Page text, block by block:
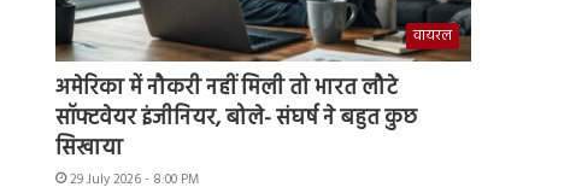
वायरल
अमेरिका में नौकरी नहीं मिली तो भारत लौटे
सॉफ्टवेयर इंजीनियर, बोले- संघर्ष ने बहुत कुछ
सिखाया
29 July 2026 - 8:00 PM